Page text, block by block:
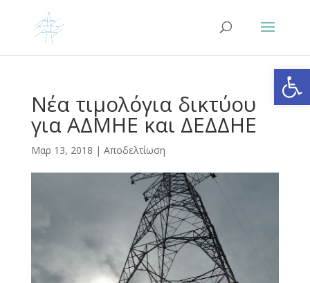
Νέα τιμολόγια δικτύου
για ΑΔΜΗΕ και ΔΕΔΔΗΕ
Μαρ 13, 2018 | Αποδελτίωση